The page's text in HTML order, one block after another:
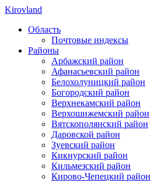
Kirovland
Область
Почтовые индексы
Районы
Арбажский район
Афанасьевский район
Белохолуницкий район
Богородский район
Верхнекамский район
Верхошижемский район
Вятскополянский район
Даровской район
Зуевский район
Кикнурский район
Кильмезский район
Кирово-Чепецкий район